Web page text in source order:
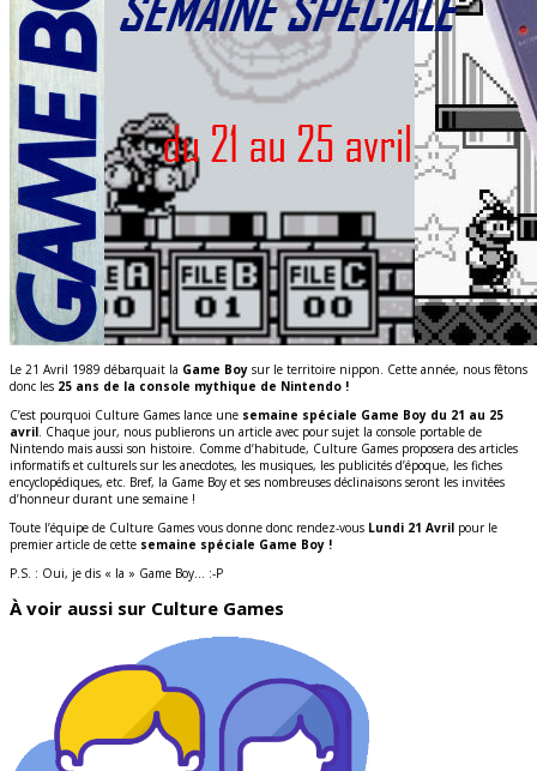
Le 21 Avril 1989 débarquait la Game Boy sur le territoire nippon. Cette année, nous fêtons
donc les 25 ans de la console mythique de Nintendo !
C’est pourquoi Culture Games lance une semaine spéciale Game Boy du 21 au 25
avril. Chaque jour, nous publierons un article avec pour sujet la console portable de
Nintendo mais aussi son histoire. Comme d’habitude, Culture Games proposera des articles
informatifs et culturels sur les anecdotes, les musiques, les publicités d’époque, les fiches
encyclopédiques, etc. Bref, la Game Boy et ses nombreuses déclinaisons seront les invitées
d’honneur durant une semaine !
Toute l’équipe de Culture Games vous donne donc rendez-vous Lundi 21 Avril pour le
premier article de cette semaine spéciale Game Boy !
P.S. : Oui, je dis « la » Game Boy… :-P
À voir aussi sur Culture Games